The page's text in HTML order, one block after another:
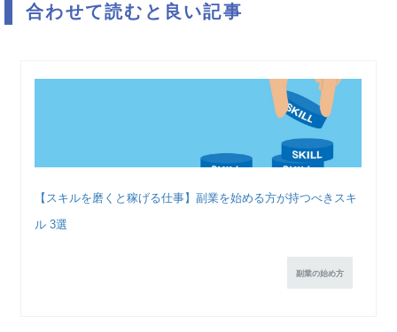
合わせて読むと良い記事
【スキルを磨くと稼げる仕事】副業を始める方が持つべきスキ
ル 3選
副業の始め方